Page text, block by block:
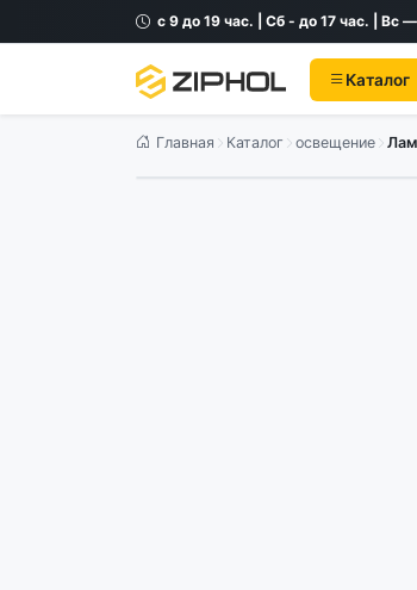
с 9 до 19 час. | Сб - до 17 час. | Вс
Каталог
Главная Каталог освещение